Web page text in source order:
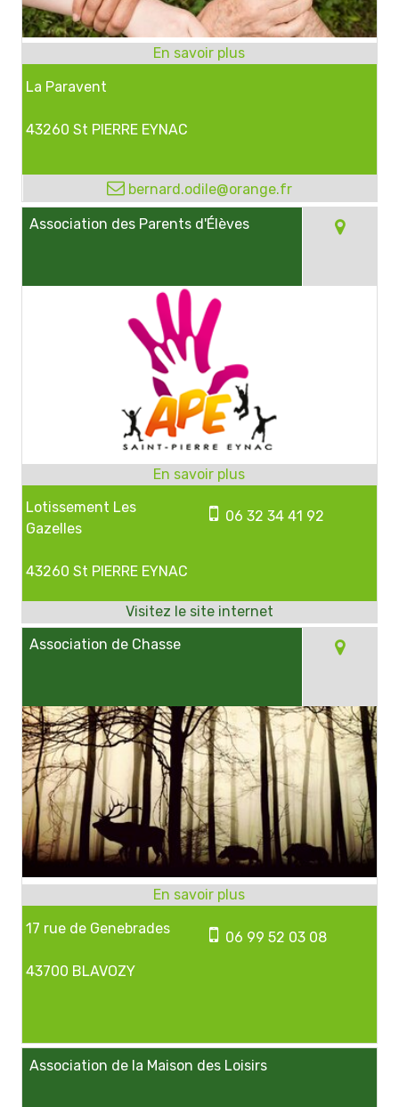
La Paravent
43260 St PIERRE EYNAC
bernard.odile@orange.fr
Association des Parents d'Élèves
Lotissement Les
Gazelles
43260 St PIERRE EYNAC
06 32 34 41 92
Association de Chasse
17 rue de Genebrades
43700 BLAVOZY
06 99 52 03 08
Association de la Maison des Loisirs